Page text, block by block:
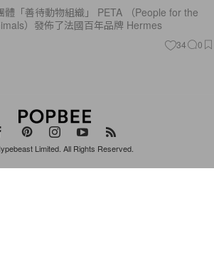
「善待動物組織」 PETA （People for the
）發佈了法國百年品牌 Hermes
34 0
Limited. All Rights Reserved.